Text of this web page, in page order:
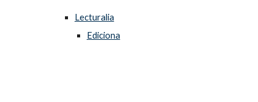
Lecturalia
Ediciona